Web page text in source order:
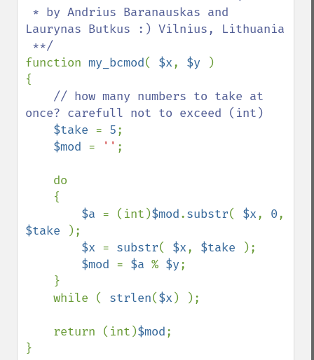
Laurynas Butkus :) Vilnius, Lithuania
function my_bcmod( $x, $y
)
{
// how many numbers to take at
once? carefull not to exceed (int)
$take = 5;
$mod = '' ;
$a = (int)$mod.substr( $x, 0
$take
);
$x = substr( $x, $take
);
$mod = $a % $y;
    while (
strlen($x ) );
    return (int)
$mod;
}